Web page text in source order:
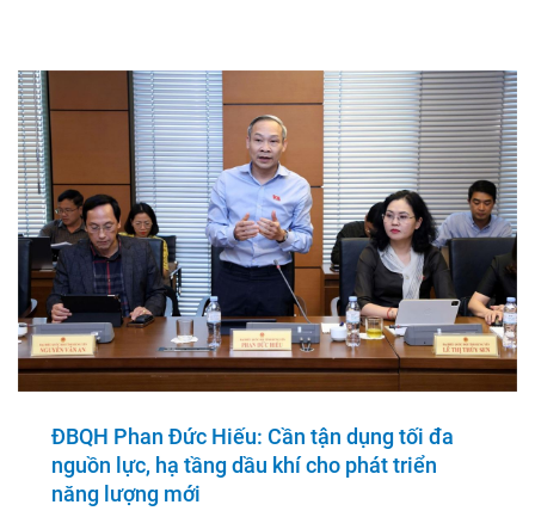
ĐBQH Phan Đức Hiếu: Cần tận dụng tối đa
nguồn lực, hạ tầng dầu khí cho phát triển
năng lượng mới